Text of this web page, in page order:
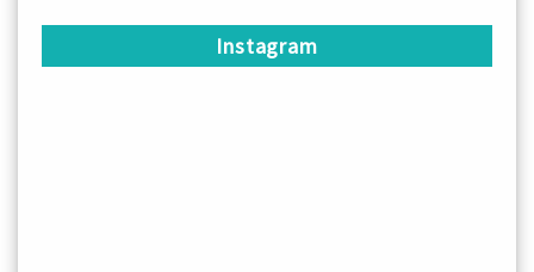
Instagram